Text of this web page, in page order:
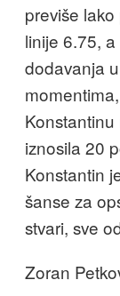
previše
linije 6.75,
dodavanja
iznosila 20
Konstantin
šanse za
stvari, sve
Zoran